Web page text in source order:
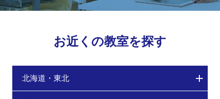
お近くの教室を探す
北海道・東北